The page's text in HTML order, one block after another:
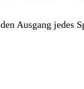
Ausgang jedes